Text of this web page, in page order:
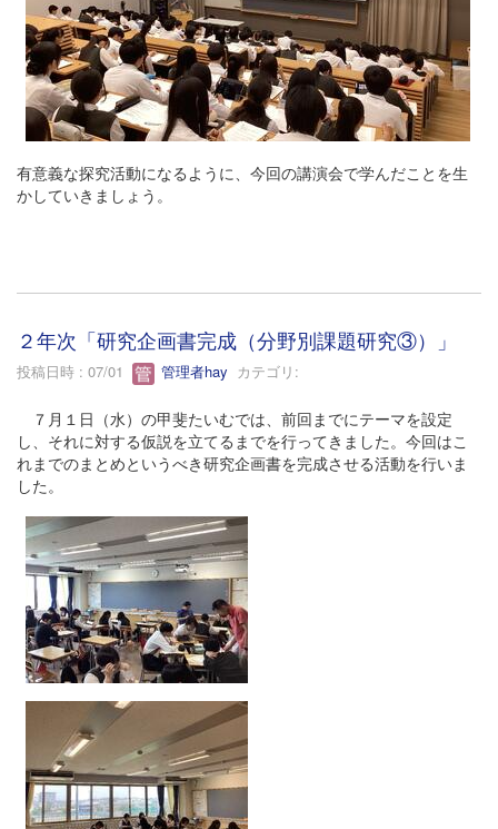
有意義な探究活動になるように、今回の講演会で学んだことを生
かしていきましょう。
２年次「研究企画書完成（分野別課題研究③）」
投稿日時 : 07/01 管理者hay カテゴリ:
７月１日（水）の甲斐たいむでは、前回までにテーマを設定
し、それに対する仮説を立てるまでを行ってきました。今回はこ
れまでのまとめというべき研究企画書を完成させる活動を行いま
した。